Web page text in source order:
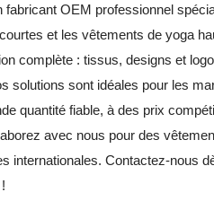
fabricant OEM professionnel
et les vêtements de yoga
complète : tissus, designs et
solutions sont idéales pour les
quantité fiable, à des prix
avec nous pour des
internationales. Contactez-nous